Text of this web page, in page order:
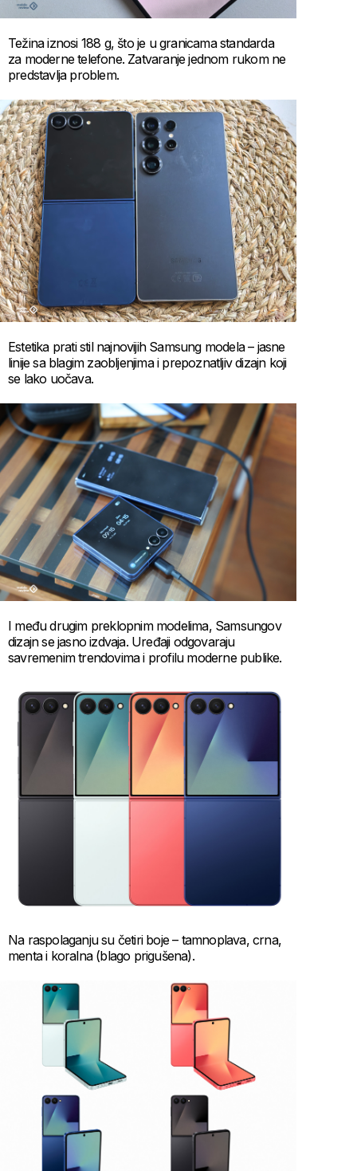
Težina iznosi 188 g, što je u granicama standarda
za moderne telefone. Zatvaranje jednom rukom ne
predstavlja problem.
Estetika prati stil najnovijih Samsung modela – jasne
linije sa blagim zaobljenjima i prepoznatljiv dizajn koji
se lako uočava.
I među drugim preklopnim modelima, Samsungov
dizajn se jasno izdvaja. Uređaji odgovaraju
savremenim trendovima i profilu moderne publike.
Na raspolaganju su četiri boje – tamnoplava, crna,
menta i koralna (blago prigušena).